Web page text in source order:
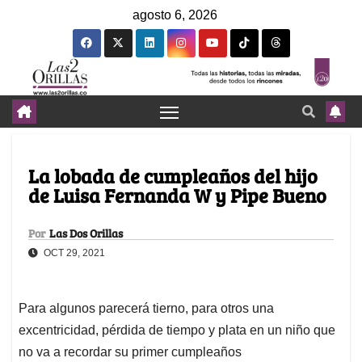
agosto 6, 2026
La lobada de cumpleaños del hijo
de Luisa Fernanda W y Pipe Bueno
Por Las Dos Orillas
OCT 29, 2021
Para algunos parecerá tierno, para otros una
excentricidad, pérdida de tiempo y plata en un niño que
no va a recordar su primer cumpleaños